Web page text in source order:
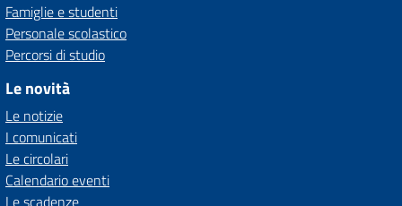
Famiglie e studenti
Personale scolastico
Percorsi di studio
Le novità
Le notizie
I comunicati
Le circolari
Calendario eventi
Le scadenze